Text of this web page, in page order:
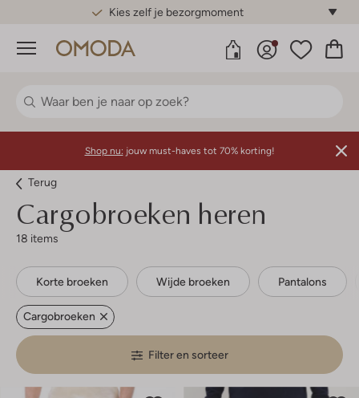
Gratis standaard verzending*
Menu
Shop nu: jouw must-haves tot 70% korting!
Terug
Cargobroeken heren
18 items
Korte broeken Wijde broeken Pantalons
Cargobroeken
Filter en sorteer